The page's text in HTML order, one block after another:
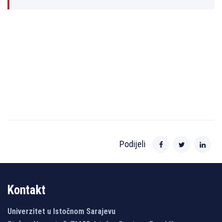
Podijeli
Kontakt
Univerzitet u Istočnom Sarajevu